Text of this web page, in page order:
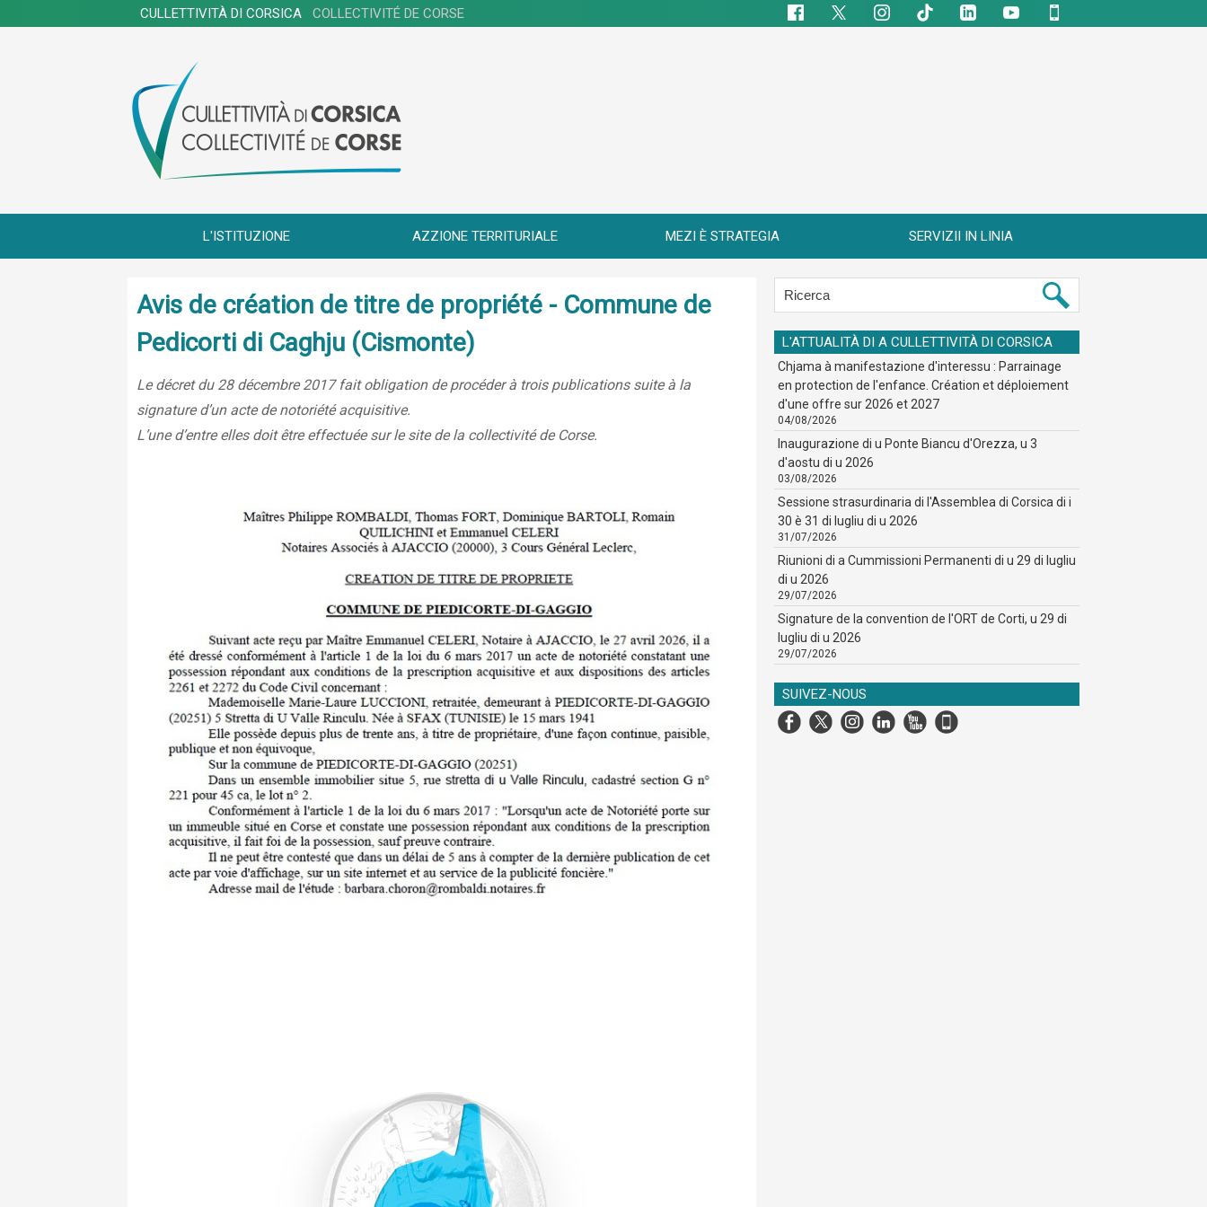
CULLETTIVITÀ DI CORSICA COLLECTIVITÉ DE CORSE
L'ISTITUZIONE AZZIONE TERRITURIALE MEZI È STRATEGIA SERVIZII IN LINIA
Avis de création de titre de propriété - Commune de
Pedicorti di Caghju (Cismonte)
Le décret du 28 décembre 2017 fait obligation de procéder à trois publications suite à la
signature d’un acte de notoriété acquisitive.
L’une d’entre elles doit être effectuée sur le site de la collectivité de Corse.
L'ATTUALITÀ DI A CULLETTIVITÀ DI CORSICA
Chjama à manifestazione d'interessu : Parrainage
en protection de l'enfance. Création et déploiement
d'une offre sur 2026 et 2027
04/08/2026
Inaugurazione di u Ponte Biancu d'Orezza, u 3
d'aostu di u 2026
03/08/2026
Sessione strasurdinaria di l'Assemblea di Corsica di i
30 è 31 di lugliu di u 2026
31/07/2026
Riunioni di a Cummissioni Permanenti di u 29 di lugliu
di u 2026
29/07/2026
Signature de la convention de l'ORT de Corti, u 29 di
lugliu di u 2026
29/07/2026
SUIVEZ-NOUS